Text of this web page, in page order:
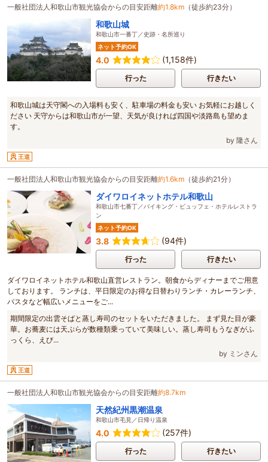
一般社団法人和歌山市観光協会からの目安距離約1.8km （徒歩約23分）
和歌山城
和歌山市一番丁／史跡・名所巡り
ネット予約OK
4.0 (1,158件)
行った 行きたい
和歌山城は天守閣への入場料も安く、駐車場の料金も安い お気軽にお越しく
ださい 天守からは和歌山市が一望、天気が良ければ四国や淡路島も望めま
す。
by 隆さん
王道
一般社団法人和歌山市観光協会からの目安距離約1.6km （徒歩約21分）
ダイワロイネットホテル和歌山
和歌山市七番丁／バイキング・ビュッフェ・ホテルレストラ
ン
ネット予約OK
3.8 (94件)
行った 行きたい
ダイワロイネットホテル和歌山直営レストラン。朝食からディナーまでご用意
しております。 ランチは、平日限定のお得な日替わりランチ・カレーランチ、
パスタなど幅広いメニューをご...
期間限定の出雲そばと蒸し寿司のセットをいただきました。 まず見た目が豪
華。お蕎麦には天ぷらが数種類乗っていて美味しい。蒸し寿司もうなぎがふ
っくら、えび...
by ミンさん
王道
一般社団法人和歌山市観光協会からの目安距離約8.7km
天然紀州黒潮温泉
和歌山市毛見／日帰り温泉
4.0 (257件)
行った 行きたい